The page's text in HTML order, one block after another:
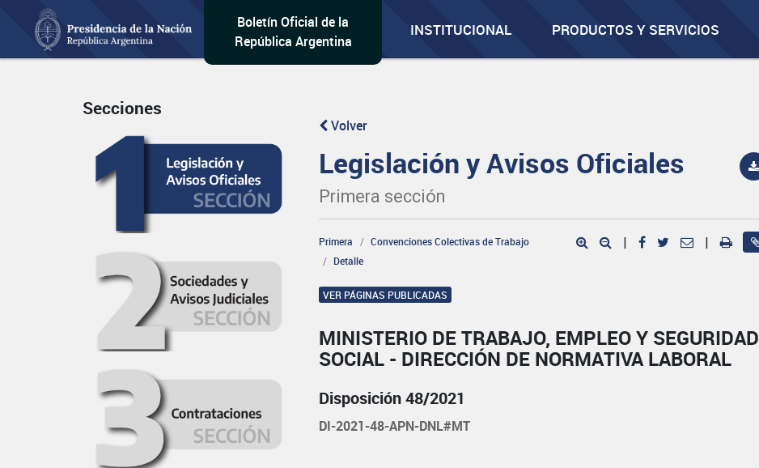
Boletín Oficial de la
República Argentina
INSTITUCIONAL PRODUCTOS Y SERVICIOS
Secciones
Volver
Legislación y Avisos Oficiales
Primera sección
Primera
Convenciones Colectivas de Trabajo
Detalle
| |
VER PÁGINAS PUBLICADAS
MINISTERIO DE TRABAJO, EMPLEO Y SEGURIDAD
SOCIAL - DIRECCIÓN DE NORMATIVA LABORAL
Disposición 48/2021
DI-2021-48-APN-DNL#MT